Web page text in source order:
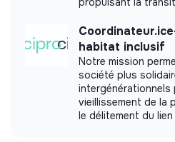
habitat inclusif
Notre mission
société plus
intergénérationnels
vieillissement de la
le délitement du